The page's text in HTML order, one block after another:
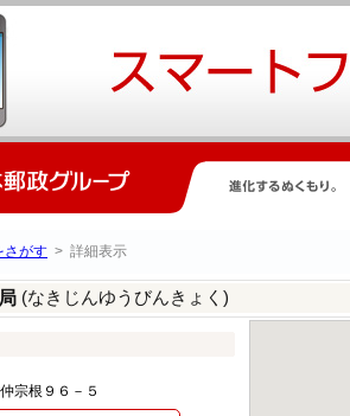
さがす > 詳細表示
(なきじんゆうびんきょく)
宗根９６－５